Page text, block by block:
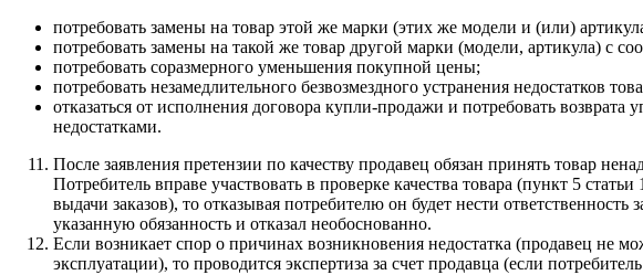
потребовать замены на товар этой же марки (этих же модели и (или)
потребовать замены на такой же товар другой марки (модели, артикула) с
потребовать соразмерного уменьшения покупной цены;
потребовать незамедлительного безвозмездного устранения недостатков
отказаться от исполнения договора купли-продажи и потребовать
недостатками.
После заявления претензии по качеству продавец обязан принять товар
Потребитель вправе участвовать в проверке качества товара (пункт 5
выдачи заказов), то отказывая потребителю он будет нести
указанную обязанность и отказал необоснованно.
Если возникает спор о причинах возникновения недостатка (продавец не
эксплуатации), то проводится экспертиза за счет продавца (если